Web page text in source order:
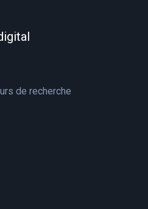
de recherche